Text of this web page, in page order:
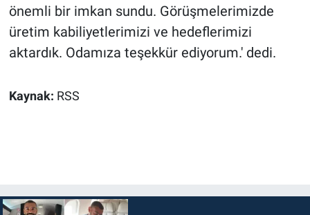
önemli bir imkan sundu. Görüşmelerimizde
üretim kabiliyetlerimizi ve hedeflerimizi
aktardık. Odamıza teşekkür ediyorum.' dedi.
Kaynak: RSS